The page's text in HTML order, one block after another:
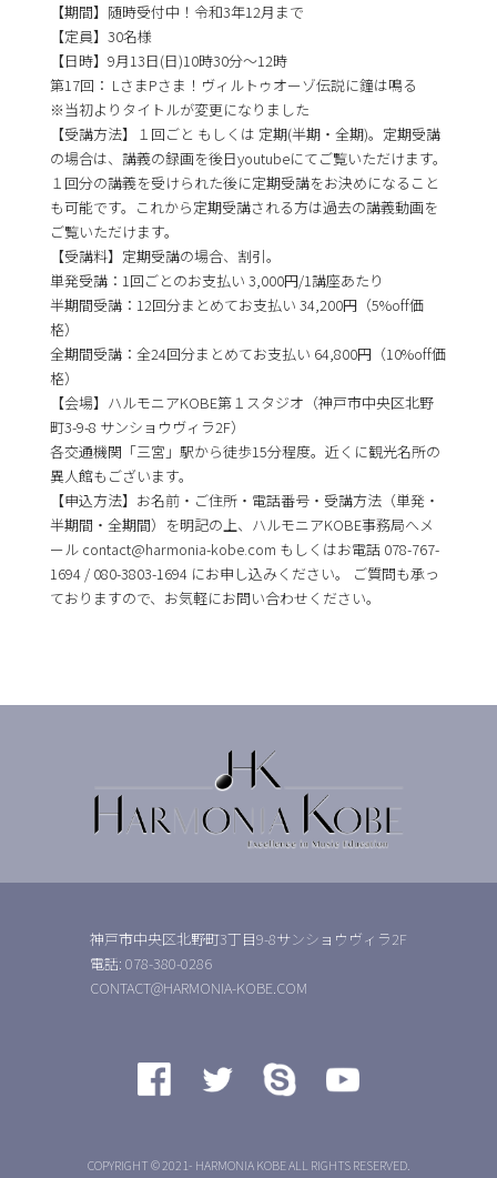
【期間】随時受付中！令和3年12月まで
【定員】30名様
【日時】9月13日(日)10時30分〜12時
第17回： LさまPさま！ヴィルトゥオーゾ伝説に鐘は鳴る
※当初よりタイトルが変更になりました
【受講方法】１回ごと もしくは 定期(半期・全期)。定期受講
の場合は、講義の録画を後日youtubeにてご覧いただけます。
１回分の講義を受けられた後に定期受講をお決めになること
も可能です。これから定期受講される方は過去の講義動画を
ご覧いただけます。
【受講料】定期受講の場合、割引。
単発受講：1回ごとのお支払い 3,000円/1講座あたり
半期間受講：12回分まとめてお支払い 34,200円（5%off価
格）
全期間受講：全24回分まとめてお支払い 64,800円（10%off価
格）
【会場】ハルモニアKOBE第１スタジオ（神戸市中央区北野
町3-9-8 サンショウヴィラ2F）
各交通機関「三宮」駅から徒歩15分程度。近くに観光名所の
異人館もございます。
【申込方法】お名前・ご住所・電話番号・受講方法（単発・
半期間・全期間）を明記の上、ハルモニアKOBE事務局へメ
ール contact@harmonia-kobe.com もしくはお電話 078-767-
1694 / 080-3803-1694 にお申し込みください。 ご質問も承っ
ておりますので、お気軽にお問い合わせください。
神戸市中央区北野町3丁目9-8サンショウヴィラ2F
電話: 078-380-0286
CONTACT@HARMONIA-KOBE.COM
COPYRIGHT © 2021- HARMONIA KOBE ALL RIGHTS RESERVED.